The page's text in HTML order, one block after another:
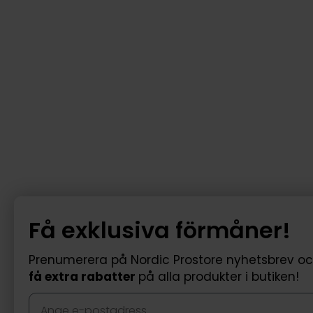
Få exklusiva förmåner!
Prenumerera på Nordic Prostore nyhetsbrev
få extra rabatter på alla produkter i butiken!